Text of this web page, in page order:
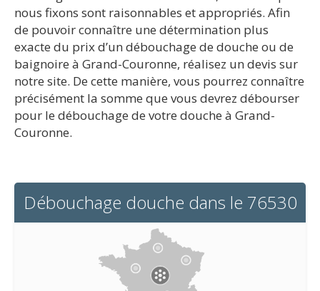
nous fixons sont raisonnables et appropriés. Afin
de pouvoir connaître une détermination plus
exacte du prix d’un débouchage de douche ou de
baignoire à Grand-Couronne, réalisez un devis sur
notre site. De cette manière, vous pourrez connaître
précisément la somme que vous devrez débourser
pour le débouchage de votre douche à Grand-
Couronne.
Débouchage douche dans le 76530